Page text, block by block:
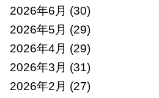
2026年6月 (30)
2026年5月 (29)
2026年4月 (29)
2026年3月 (31)
2026年2月 (27)